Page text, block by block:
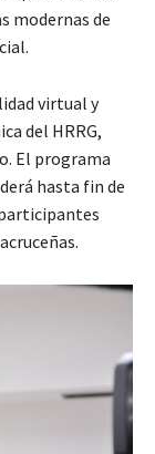
modernas de
virtual y
del HRRG,
El programa
hasta fin de